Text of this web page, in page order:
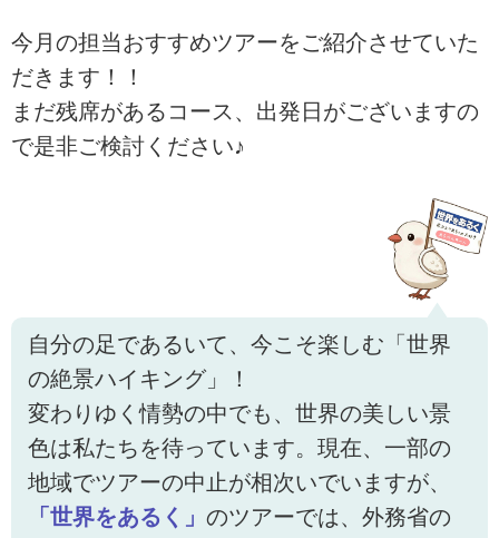
今月の担当おすすめツアーをご紹介させていた
だきます！！
まだ残席があるコース、出発日がございますの
で是非ご検討ください♪
自分の足であるいて、今こそ楽しむ「世界
の絶景ハイキング」！
変わりゆく情勢の中でも、世界の美しい景
色は私たちを待っています。現在、一部の
地域でツアーの中止が相次いでいますが、
「世界をあるく」 のツアーでは、外務省の